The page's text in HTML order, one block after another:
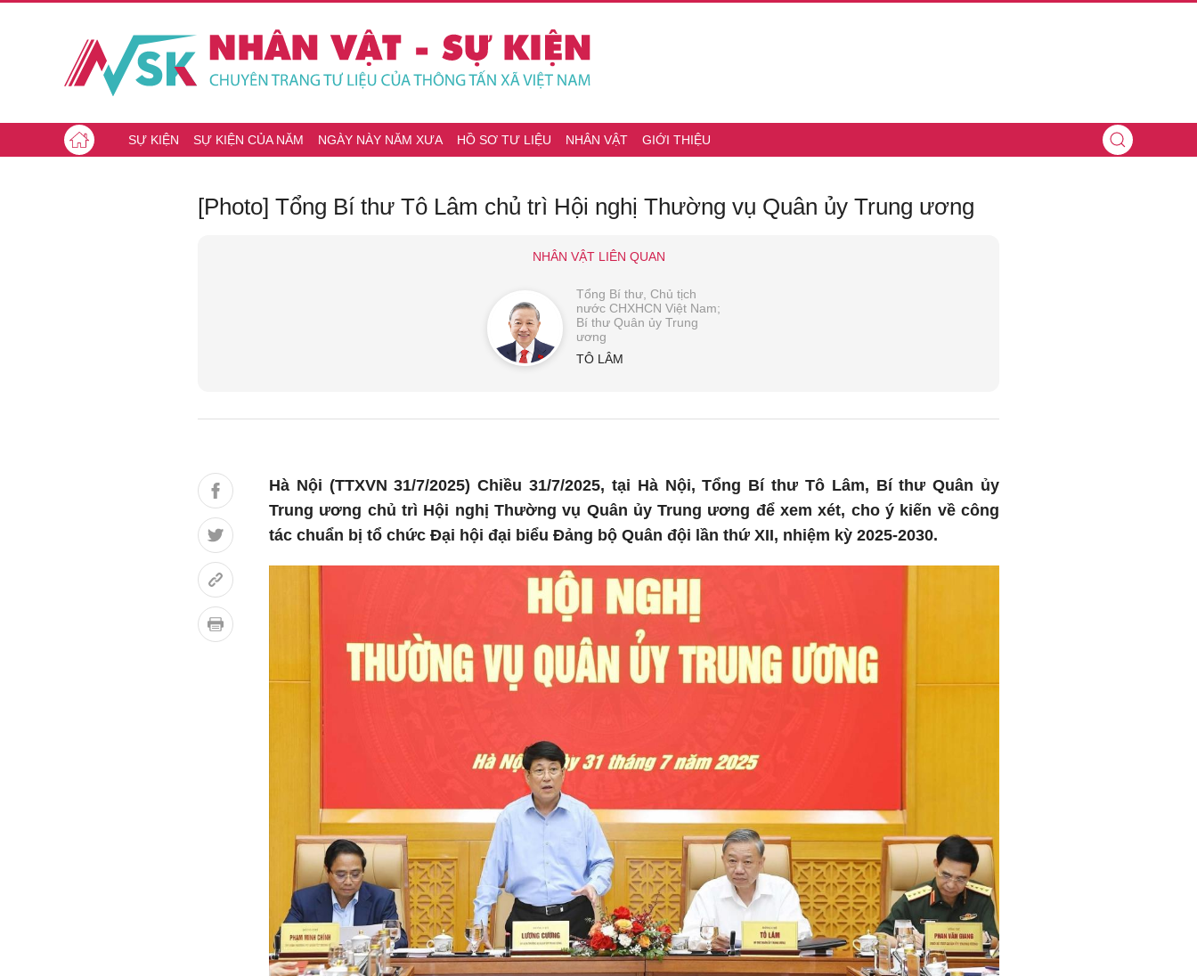
SỰ KIỆN SỰ KIỆN CỦA NĂM NGÀY NÀY NĂM XƯA HỒ SƠ TƯ LIỆU NHÂN VẬT GIỚI THIỆU
[Photo] Tổng Bí thư Tô Lâm chủ trì Hội nghị Thường vụ Quân ủy Trung ương
NHÂN VẬT LIÊN QUAN
Tổng Bí thư, Chủ tịch
nước CHXHCN Việt Nam;
Bí thư Quân ủy Trung
ương
TÔ LÂM
Hà Nội (TTXVN 31/7/2025) Chiều 31/7/2025, tại Hà Nội, Tổng Bí thư Tô Lâm, Bí thư Quân ủy
Trung ương chủ trì Hội nghị Thường vụ Quân ủy Trung ương để xem xét, cho ý kiến về công
tác chuẩn bị tổ chức Đại hội đại biểu Đảng bộ Quân đội lần thứ XII, nhiệm kỳ 2025-2030.